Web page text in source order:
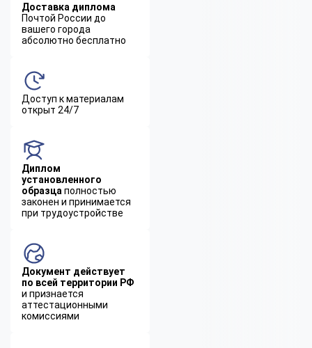
Доставка диплома
Почтой России до
вашего города
абсолютно бесплатно
Доступ к материалам
открыт 24/7
Диплом
установленного
образца полностью
законен и принимается
при трудоустройстве
Документ действует
по всей территории РФ
и признается
аттестационными
комиссиями